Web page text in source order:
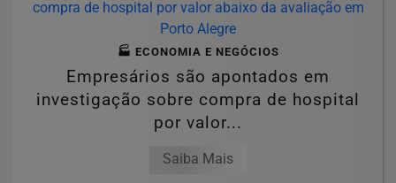
🏭 ECONOMIA E NEGÓCIOS
Empresários são apontados em
investigação sobre compra de hospital
por valor...
Saiba Mais